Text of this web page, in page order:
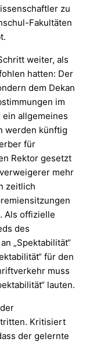
zu
Fakultäten
weiter, als
hatten: Der
dem Dekan
im
ein allgemeines
werden künftig
für
Rektor gesetzt
mehr
zeitlich
Als offizielle
des
„Spektabilität“
für den
muss
lauten.
Kritisiert
der gelernte